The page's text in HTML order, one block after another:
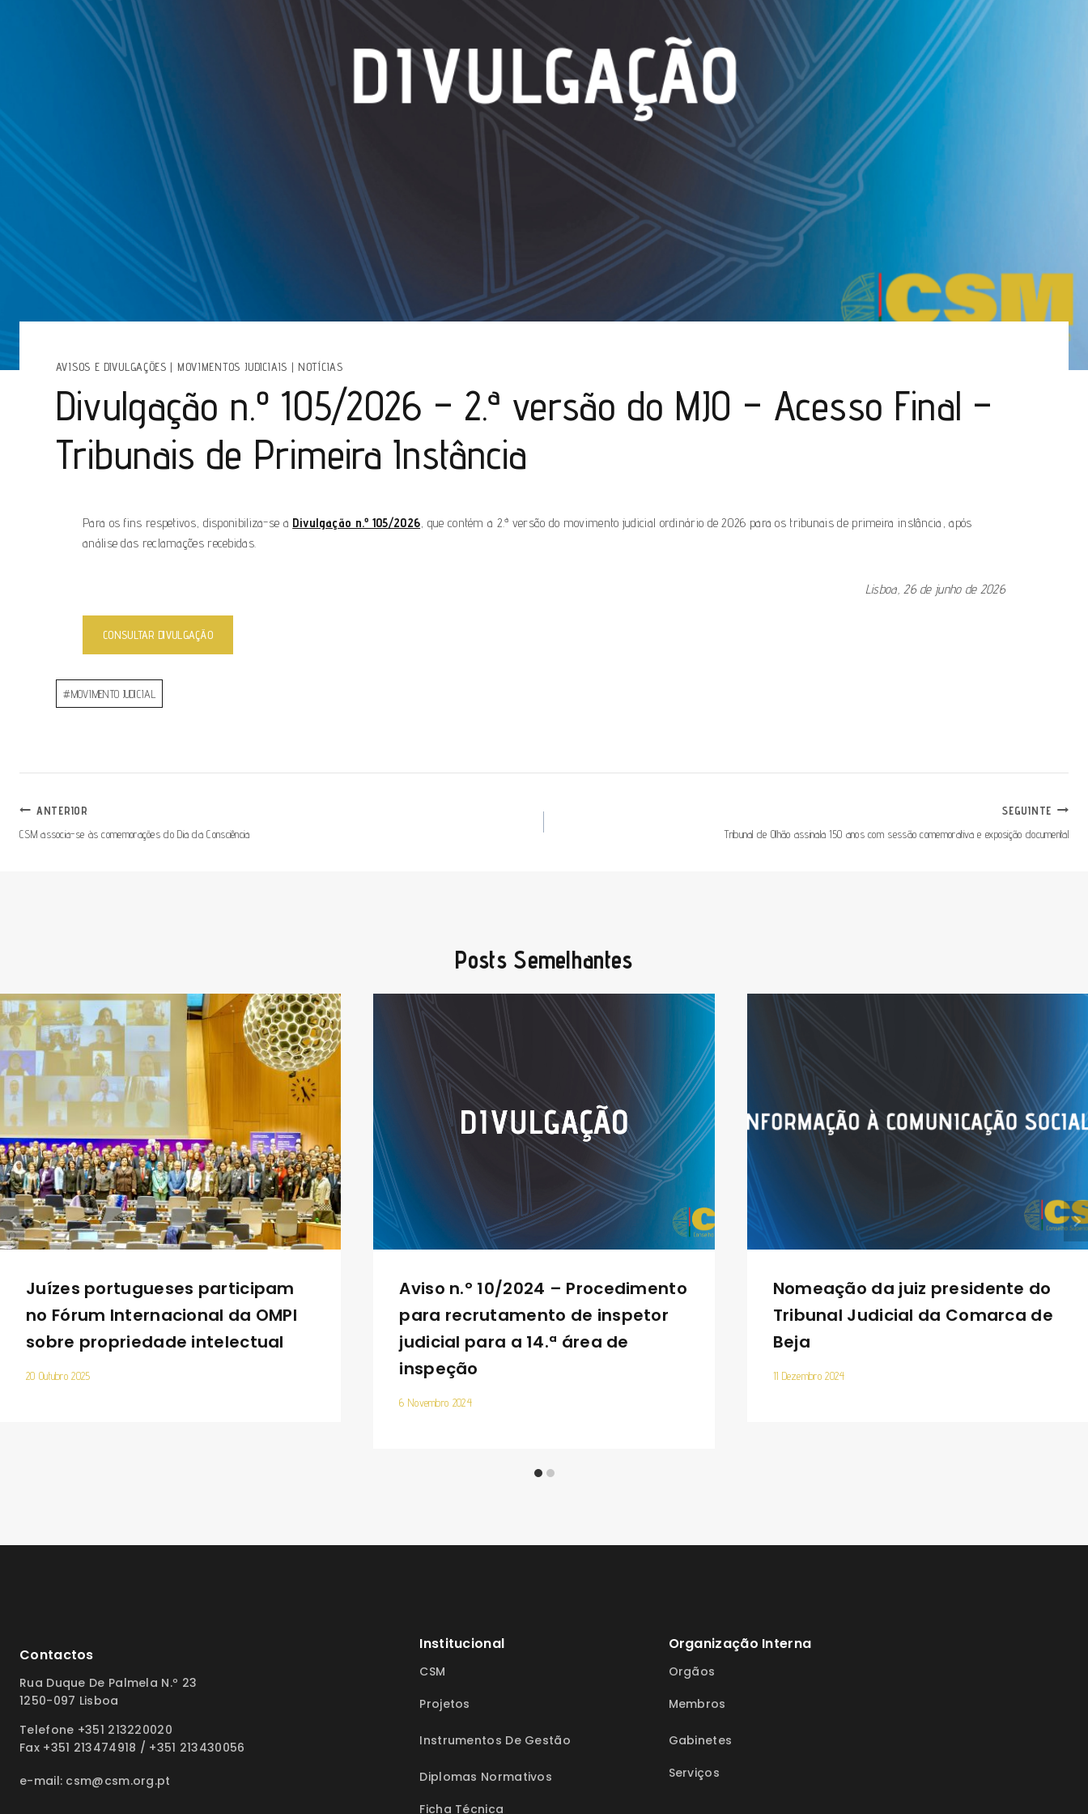
AVISOS E DIVULGAÇÕES | MOVIMENTOS JUDICIAIS | NOTÍCIAS
Divulgação n.º 105/2026 – 2.ª versão do MJO – Acesso Final –
Tribunais de Primeira Instância
Para os fins respetivos, disponibiliza-se a Divulgação n.º 105/2026 , que contém a 2.ª versão do movimento judicial ordinário de 2026 para os tribunais de primeira instância, após
análise das reclamações recebidas.
Lisboa, 26 de junho de 2026
CONSULTAR DIVULGAÇÃO
#MOVIMENTO JUDICIAL
ANTERIOR
CSM associa-se às comemorações do Dia da Consciência
SEGUINTE
Tribunal de Olhão assinala 150 anos com sessão comemorativa e exposição documental
Posts Semelhantes
Juízes portugueses participam
no Fórum Internacional da OMPI
sobre propriedade intelectual
20 Outubro 2025
Aviso n.º 10/2024 – Procedimento
para recrutamento de inspetor
judicial para a 14.ª área de
inspeção
6 Novembro 2024
Nomeação da juiz presidente do
Tribunal Judicial da Comarca de
Beja
11 Dezembro 2024
Contactos
Rua Duque De Palmela N.º 23
1250-097 Lisboa
Telefone +351 213220020
Fax +351 213474918 / +351 213430056
e-mail: csm@csm.org.pt
Institucional
CSM
Projetos
Instrumentos De Gestão
Diplomas Normativos
Ficha Técnica
Organização Interna
Orgãos
Membros
Gabinetes
Serviços